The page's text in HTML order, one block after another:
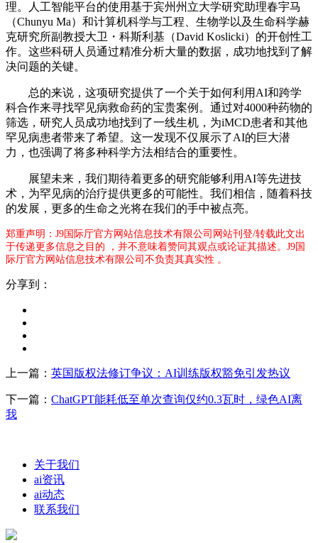
理。人工智能平台的使用基于宾州州立大学研究助理春宇马
（Chunyu Ma）和计算机科学与工程、生物学以及生命科学赫
克研究所副教授大卫・科斯利基（David Koslicki）的开创性工
作。这些科研人员通过精准分析大量的数据，成功地找到了解
决问题的关键。
总的来说，这项研究提供了一个关于如何利用AI和跨学
科合作来寻找罕见病救命药的宝贵案例。通过对4000种药物的
筛选，研究人员成功地找到了一线生机，为iMCD患者和其他
罕见病患者带来了希望。这一发现不仅展示了AI的巨大潜
力，也强调了将多种科学方法相结合的重要性。
展望未来，我们期待着更多的研究能够利用AI等先进技
术，为罕见病的治疗提供更多的可能性。我们相信，随着科技
的发展，更多的生命之光将在我们的手中被点亮。
郑重声明：J9国际厅官方网站信息技术有限公司网站刊登/转载此文出
于传递更多信息之目的 ，并不意味着赞同其观点或论证其描述。J9国
际厅官方网站信息技术有限公司不负责其真实性 。
分享到：
上一篇： 英国版权法修订争议：AI训练版权豁免引发热议
下一篇： ChatGPT能耗低至单次查询仅约0.3瓦时，绿色AI离
我
关于我们
ai资讯
ai动态
联系我们